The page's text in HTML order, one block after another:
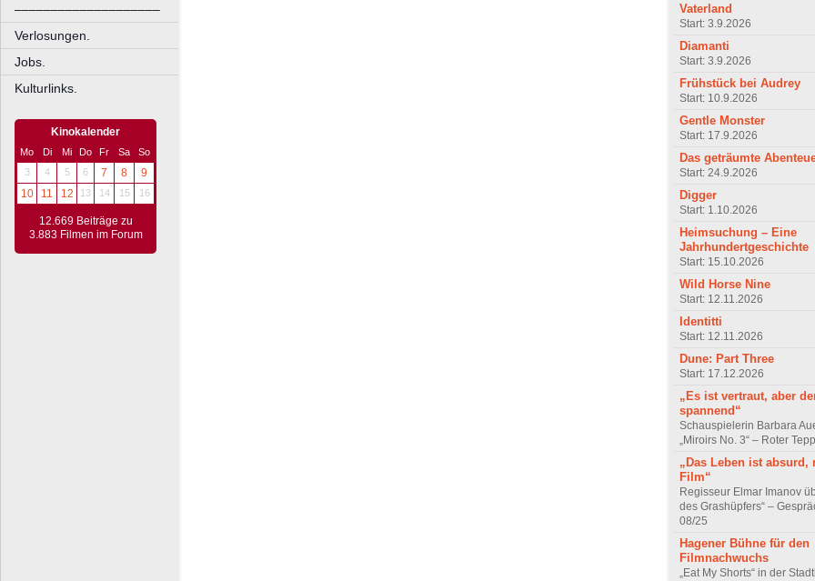
––––––––––––––––––––
Verlosungen.
Jobs.
Kulturlinks.
Kinokalender
Mo Di Mi Do Fr Sa
So
3
4 5 6 7 8
9
10
11 12 13 14 15 16
12.669 Beiträge zu
3.883 Filmen im Forum
Vaterland
Start: 3.9.2026
Diamanti
Start: 3.9.2026
Frühstück bei Audrey
Start: 10.9.2026
Gentle Monster
Start: 17.9.2026
Das geträumte
Start: 24.9.2026
Digger
Start: 1.10.2026
Heimsuchung – Eine
Jahrhundertgeschichte
Start: 15.10.2026
Wild Horse Nine
Start: 12.11.2026
Identitti
Start: 12.11.2026
Dune: Part Three
Start: 17.12.2026
„Es ist vertraut, aber
spannend“
Schauspielerin Barbara
„Miroirs No. 3“ – Roter
„Das Leben ist absurd,
Film“
Regisseur Elmar Imanov
des Grashüpfers“ –
08/25
Hagener Bühne für den
Filmnachwuchs
„Eat My Shorts“ in der